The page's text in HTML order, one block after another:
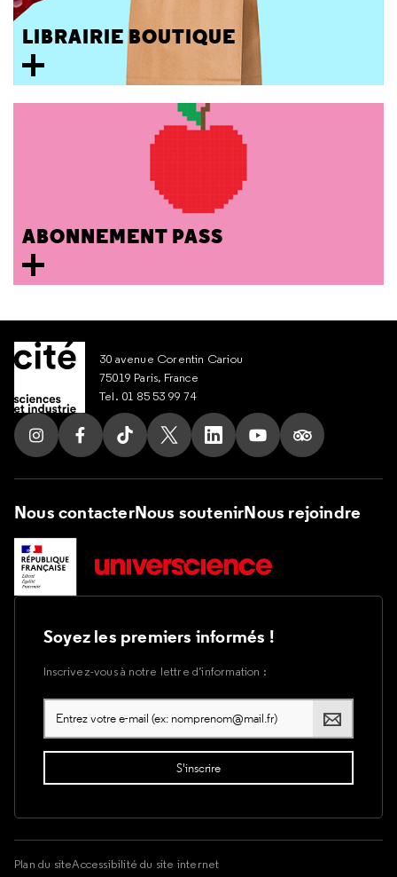
LIBRAIRIE BOUTIQUE
ABONNEMENT PASS
30 avenue Corentin Cariou
75019 Paris, France
Tel. 01 85 53 99 74
Suivez nous sur Instagram
Suivez nous sur Facebook
Suivez nous sur Tik Tok
Suivez nous sur X
Suivez nous sur LinkedIn
Suivez nous sur
Suivez nous
Nous contacterNous soutenirNous rejoindre
Soyez les premiers informés !
Inscrivez-vous à notre lettre d’information :
Plan du siteAccessibilité du site internet